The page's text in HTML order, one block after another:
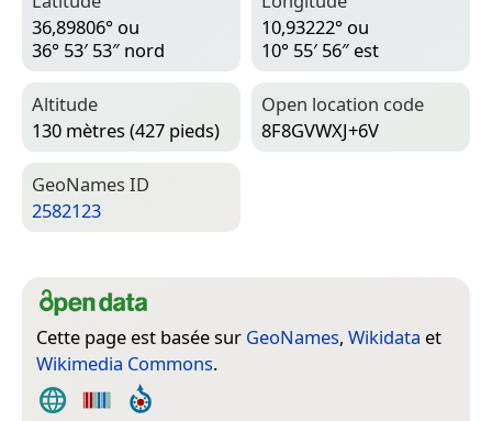
36,89806° ou
36° 53′ 53″ nord
10,93222° ou
10° 55′ 56″ est
Altitude
130 mètres (427 pieds)
Open location code
8F8GVWXJ+6V
Geo­Names ID
2582123
Cette page est basée sur GeoNames, Wikidata et
Wikimedia Commons.